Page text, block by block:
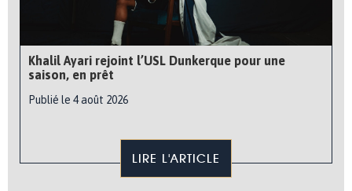
Khalil Ayari rejoint l’USL Dunkerque pour une
saison, en prêt
Publié le 4 août 2026
LIRE L'ARTICLE